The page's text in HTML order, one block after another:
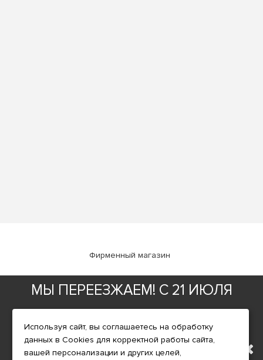
МЫ ПЕРЕЕЗЖАЕМ! С 21 ИЮЛЯ
МАГАЗИН БУДЕТ РАБОТАТЬ
ПО НОВОМУ АДРЕСУ.
Фирменный магазин
ИНФОРМАЦИЯ
О компании
Доставка
Оплата
Используя сайт, вы соглашаетесь на обработку
данных в Cookies для корректной работы сайта,
вашей персонализации и других целей,